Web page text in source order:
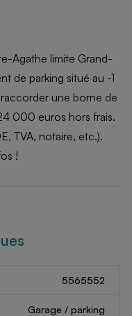
Agathe limite Grand-
de parking situé au -1
une borne de
000 euros hors frais.
TVA, notaire, etc.).
!
5565552
Garage / parking